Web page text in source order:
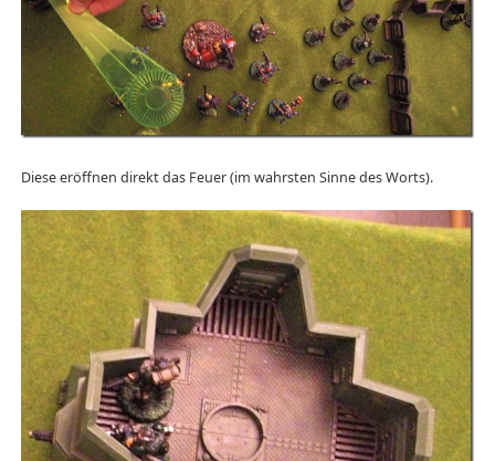
Diese eröffnen direkt das Feuer (im wahrsten Sinne des Worts).